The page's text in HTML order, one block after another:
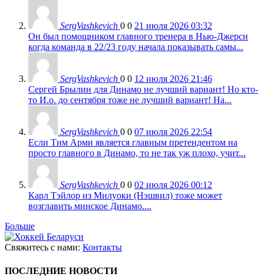
SergVashkevich 0 0 21 июля 2026 03:32
Он был помощником главного тренера в Нью-Джерси
когда команда в 22/23 году начала показывать самы...
SergVashkevich 0 0 12 июля 2026 21:46
Сергей Брылин для Динамо не лучший вариант! Но кто-
то И.о. до сентября тоже не лучший вариант! На...
SergVashkevich 0 0 07 июля 2026 22:54
Если Тим Арми является главным претендентом на
просто главного в Динамо, то не так уж плохо, учит...
SergVashkevich 0 0 02 июля 2026 00:12
Карл Тэйлор из Милуоки (Нэшвил) тоже может
возглавить минское Динамо....
Больше
Свяжитесь с нами: Контакты
ПОСЛЕДНИЕ НОВОСТИ